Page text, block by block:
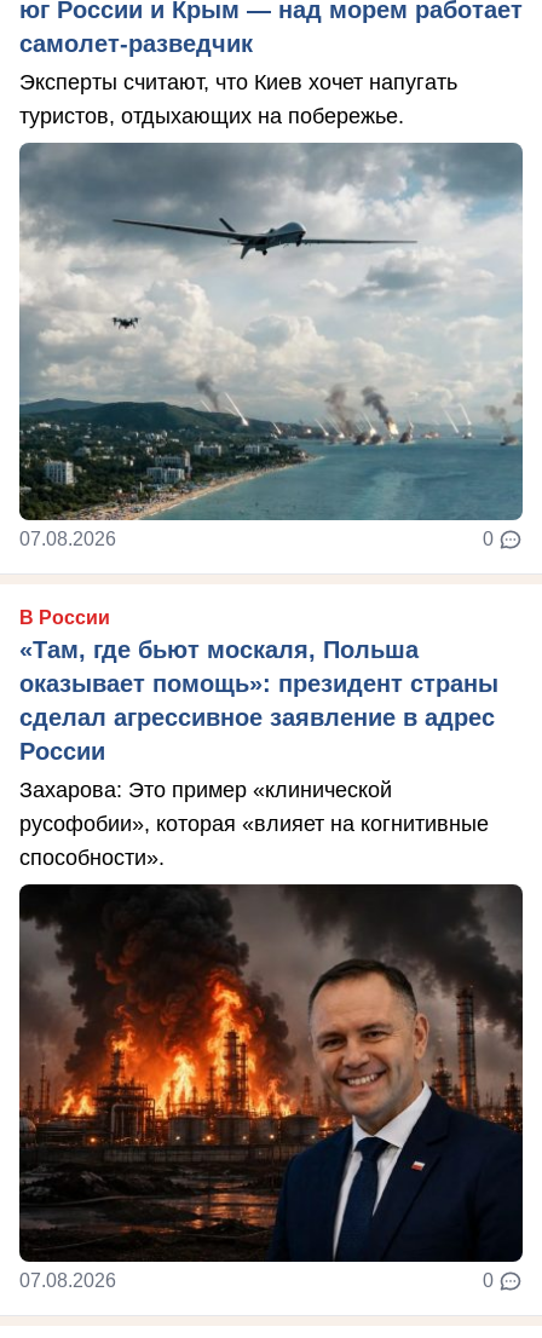
юг России и Крым — над морем работает
самолет-разведчик
Эксперты считают, что Киев хочет напугать
туристов, отдыхающих на побережье.
07.08.2026 0
В России
«Там, где бьют москаля, Польша
оказывает помощь»: президент страны
сделал агрессивное заявление в адрес
России
Захарова: Это пример «клинической
русофобии», которая «влияет на когнитивные
способности».
07.08.2026 0